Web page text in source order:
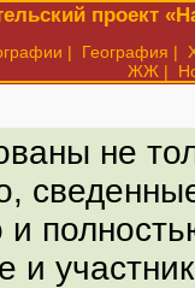
проект
| География |
ЖЖ |
не
и